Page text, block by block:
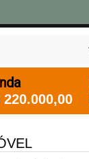
220.000,00